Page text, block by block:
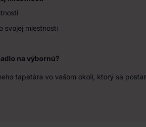
svojej miestnosti
na výbornú?
tapetára vo vašom okolí, ktorý sa